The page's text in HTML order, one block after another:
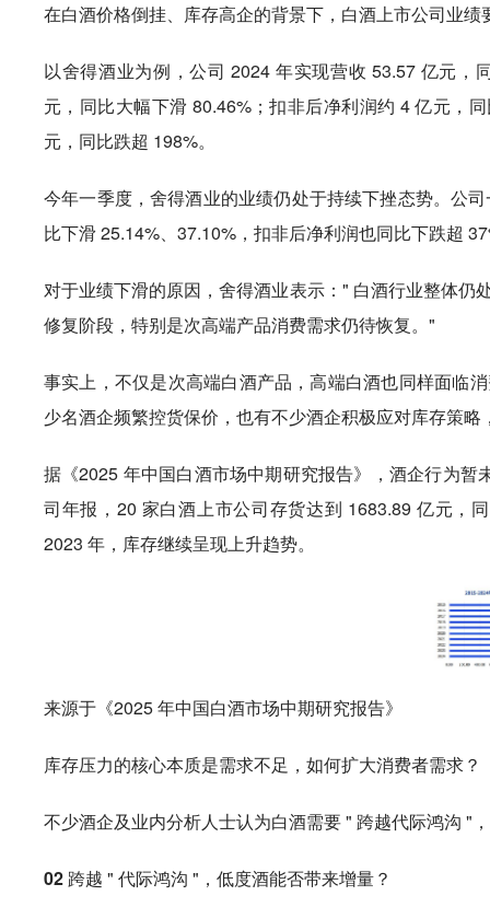
在白酒价格倒挂、库存高企的背景下，白酒上市公司业
以舍得酒业为例，公司 2024 年实现营收 53.57 亿元
元，同比大幅下滑 80.46%；扣非后净利润约 4 亿元，
元，同比跌超 198%。
今年一季度，舍得酒业的业绩仍处于持续下挫态势。公
比下滑 25.14%、37.10%，扣非后净利润也同比下跌超
对于业绩下滑的原因，舍得酒业表示：" 白酒行业整体
修复阶段，特别是次高端产品消费需求仍待恢复。"
事实上，不仅是次高端白酒产品，高端白酒也同样面临
少名酒企频繁控货保价，也有不少酒企积极应对库存策
据《2025 年中国白酒市场中期研究报告》，酒企行为
司年报，20 家白酒上市公司存货达到 1683.89 亿元，
2023 年，库存继续呈现上升趋势。
来源于《2025 年中国白酒市场中期研究报告》
库存压力的核心本质是需求不足，如何扩大消费者需求？
不少酒企及业内分析人士认为白酒需要 " 跨越代际鸿沟 "
02 跨越 " 代际鸿沟 "，低度酒能否带来增量？